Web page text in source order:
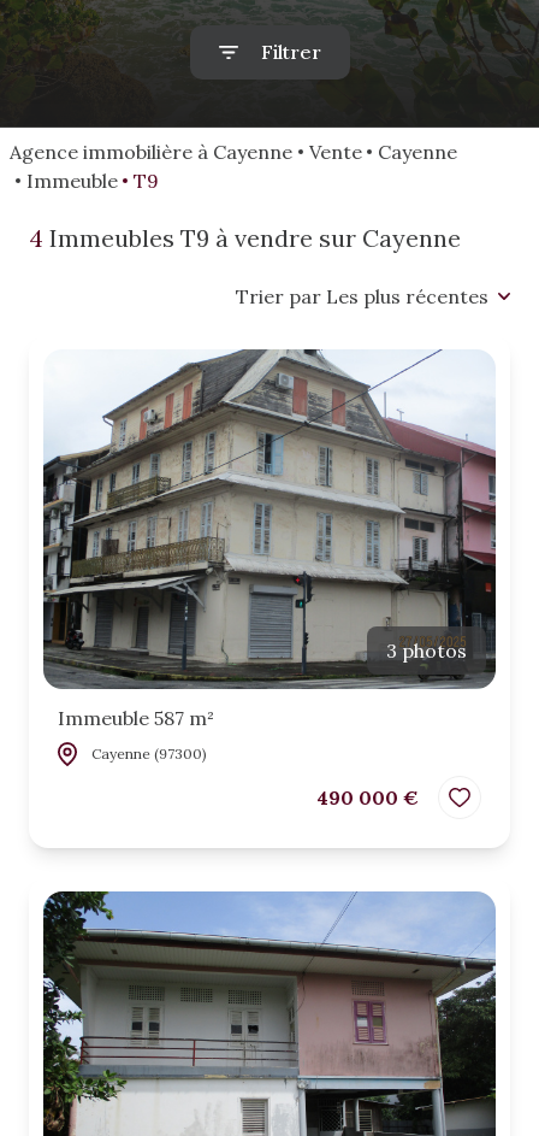
alerte
mail
Filtrer
Agence immobilière à Cayenne Vente
Cayenne
Immeuble
T9
4 Immeubles T9 à vendre sur Cayenne
Trier par Les plus récentes
3 photos
Immeuble 587 m²
Cayenne (97300)
490 000 €